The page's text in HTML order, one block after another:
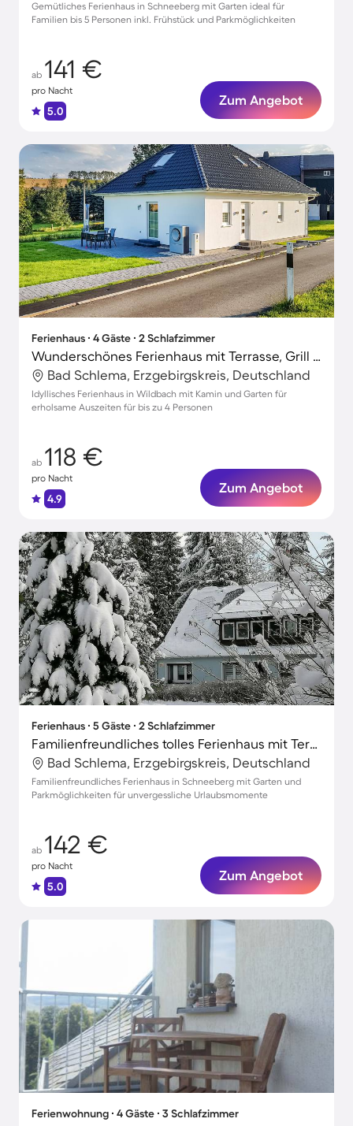
Gemütliches Ferienhaus in Schneeberg mit Garten ideal für
Familien bis 5 Personen inkl. Frühstück und Parkmöglichkeiten
ab 141 €
pro Nacht
5.0
Zum Angebot
Ferienhaus ∙ 4 Gäste ∙ 2 Schlafzimmer
Wunderschönes Ferienhaus mit Terrasse, Grill und Garten
Bad Schlema, Erzgebirgskreis, Deutschland
Idyllisches Ferienhaus in Wildbach mit Kamin und Garten für
erholsame Auszeiten für bis zu 4 Personen
ab 118 €
pro Nacht
4.9
Zum Angebot
Ferienhaus ∙ 5 Gäste ∙ 2 Schlafzimmer
Familienfreundliches tolles Ferienhaus mit Terrasse, Grill und Garten | Perfekt für die Arbeit von Zuhause
Bad Schlema, Erzgebirgskreis, Deutschland
Familienfreundliches Ferienhaus in Schneeberg mit Garten und
Parkmöglichkeiten für unvergessliche Urlaubsmomente
ab 142 €
pro Nacht
5.0
Zum Angebot
Ferienwohnung ∙ 4 Gäste ∙ 3 Schlafzimmer